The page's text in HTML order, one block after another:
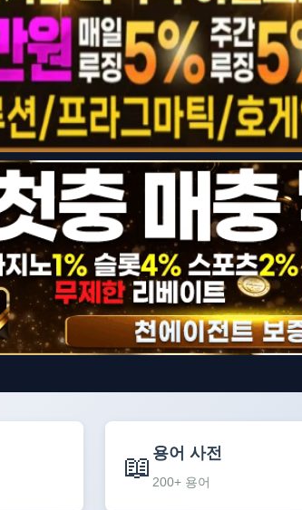
📖 용어 사전
200+ 용어